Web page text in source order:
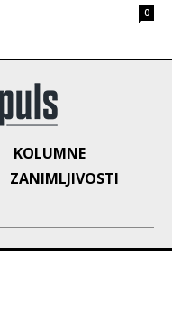
0
KOLUMNE
ZANIMLJIVOSTI